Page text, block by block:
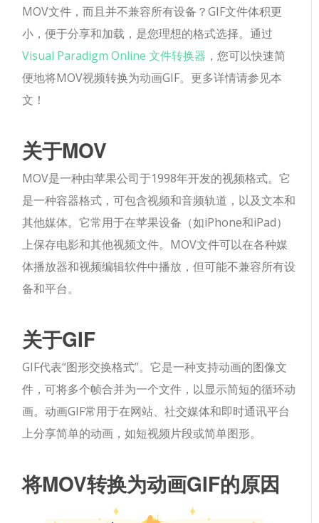
MOV文件，而且并不兼容所有设备？GIF文件体积更
小，便于分享和加载，是您理想的格式选择。通过
Visual Paradigm Online 文件转换器 ，您可以快速简
便地将MOV视频转换为动画GIF。更多详情请参见本
文！
关于MOV
MOV是一种由苹果公司于1998年开发的视频格式。它
是一种容器格式，可包含视频和音频轨道，以及文本和
其他媒体。它常用于在苹果设备（如iPhone和iPad）
上保存电影和其他视频文件。MOV文件可以在各种媒
体播放器和视频编辑软件中播放，但可能不兼容所有设
备和平台。
关于GIF
GIF代表“图形交换格式”。它是一种支持动画的图像文
件，可将多个帧合并为一个文件，以显示简短的循环动
画。动画GIF常用于在网站、社交媒体和即时通讯平台
上分享简单的动画，如短视频片段或简单图形。
将MOV转换为动画GIF的原因